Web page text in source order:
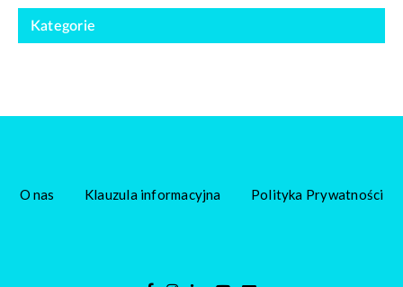
Kategorie
O nas Klauzula informacyjna Polityka Prywatności